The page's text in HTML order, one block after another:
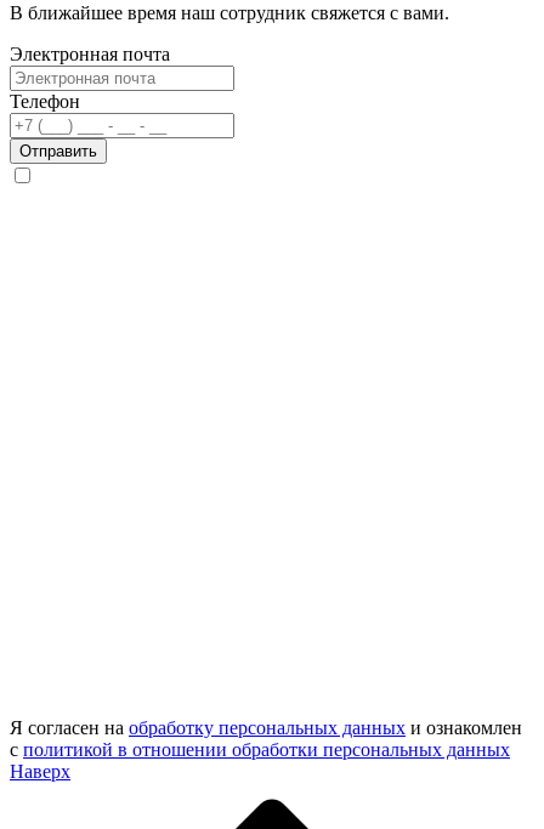
В ближайшее время наш сотрудник свяжется с вами.
Электронная почта
Телефон
Отправить
Я согласен на обработку персональных данных и ознакомлен
с политикой в отношении обработки персональных данных
Наверх